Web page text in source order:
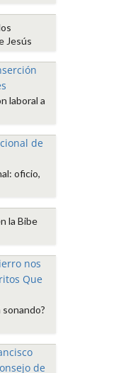
Jesús
laboral a
oficio,
la Bibe